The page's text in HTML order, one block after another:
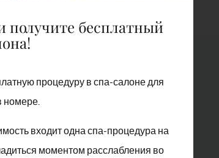
комнаты
получите бесплатный
процедуру в спа-салоне для
номере.
входит одна спа-процедура на
моментом расслабления во